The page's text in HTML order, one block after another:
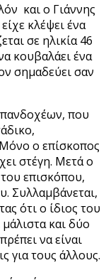
και ο Γιάννης
κλέψει ένα
σε ηλικία 46
κουβαλάει ένα
σημαδεύει σαν
που
ο επίσκοπος
στέγη. Μετά ο
επισκόπου,
Συλλαμβάνεται,
ότι ο ίδιος του
και δύο
να είναι
για τους άλλους.